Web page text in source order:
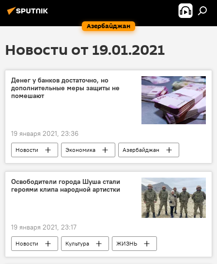
Азербайджан
Новости от 19.01.2021
Денег у банков достаточно, но
дополнительные меры защиты не
помешают
19 января 2021, 23:36
Новости Экономика
Азербайджан
деньги
Банки Защита
Освободители города Шуша стали
героями клипа народной артистки
19 января 2021, 23:17
Новости Культура
ЖИЗНЬ
Азербайджан
Карабах
Шуша